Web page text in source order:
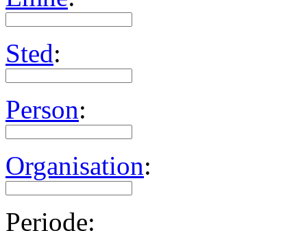
Sted:
Person:
Organisation:
Periode: